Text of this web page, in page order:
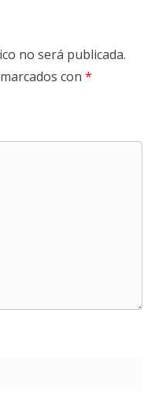
no será publicada.
con *